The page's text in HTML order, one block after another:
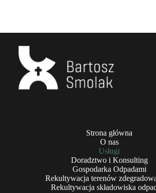
Strona główna
O nas
Usługi
Doradztwo i Konsulting
Gospodarka Odpadami
Rekultywacja terenów
Rekultywacja składowiska